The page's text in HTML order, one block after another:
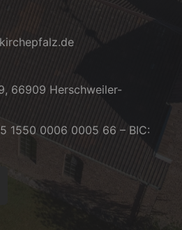
66909 Herschweiler-
1550 0006 0005 66 – BIC: